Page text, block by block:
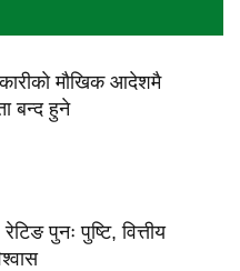
माैखिक आदेशमै
बन्द हुने
पुनः पुष्टि, वित्तीय